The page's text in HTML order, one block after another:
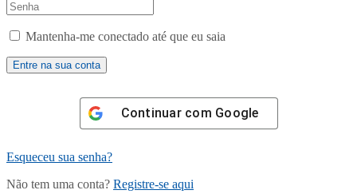
Mantenha-me conectado até que eu saia
Continuar com Google
Esqueceu sua senha?
Não tem uma conta? Registre-se aqui